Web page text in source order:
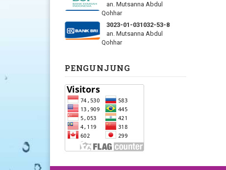
an. Mutsanna Abdul
Qohhar
3023-01-031032-53-8
an. Mutsanna Abdul
Qohhar
PENGUNJUNG